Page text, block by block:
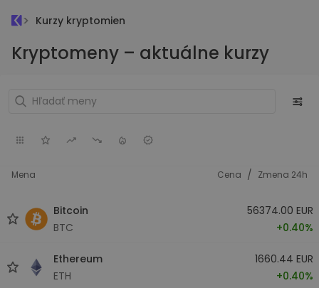
Kurzy kryptomien
Kryptomeny – aktuálne kurzy
Mena Cena / Zmena 24h
Bitcoin
BTC
56374.00 EUR
+0.40%
Ethereum
ETH
1660.44 EUR
+0.40%